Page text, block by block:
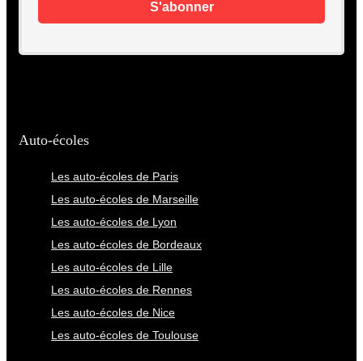
Auto-écoles
Les auto-écoles de Paris
Les auto-écoles de Marseille
Les auto-écoles de Lyon
Les auto-écoles de Bordeaux
Les auto-écoles de Lille
Les auto-écoles de Rennes
Les auto-écoles de Nice
Les auto-écoles de Toulouse